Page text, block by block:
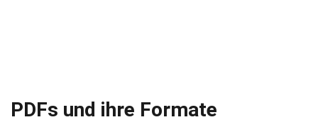
PDFs und ihre Formate